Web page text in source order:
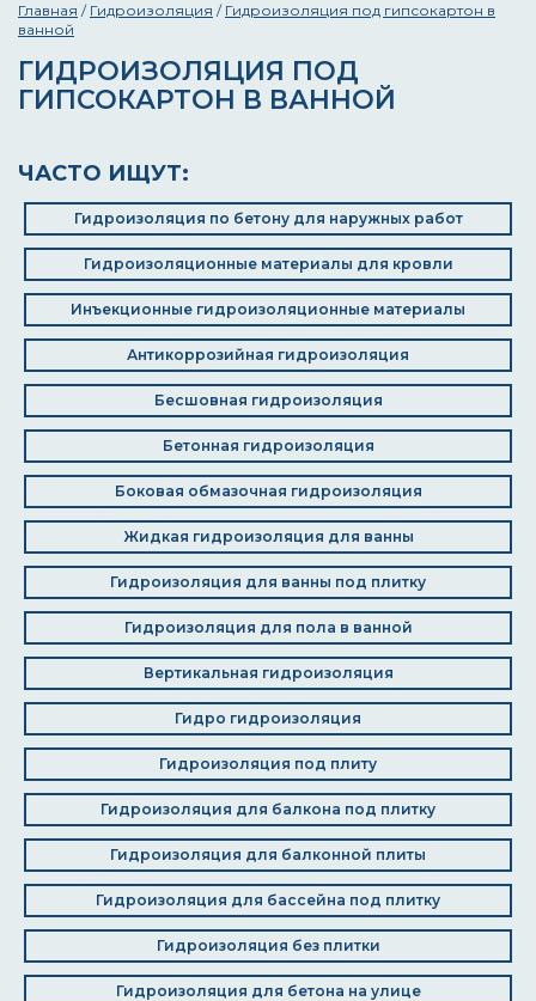
Главная / Гидроизоляция / Гидроизоляция под гипсокартон в
ванной
ГИДРОИЗОЛЯЦИЯ ПОД
ГИПСОКАРТОН В ВАННОЙ
ЧАСТО ИЩУТ:
Гидроизоляция по бетону для наружных работ
Гидроизоляционные материалы для кровли
Инъекционные гидроизоляционные материалы
Антикоррозийная гидроизоляция
Бесшовная гидроизоляция
Бетонная гидроизоляция
Боковая обмазочная гидроизоляция
Жидкая гидроизоляция для ванны
Гидроизоляция для ванны под плитку
Гидроизоляция для пола в ванной
Вертикальная гидроизоляция
Гидро гидроизоляция
Гидроизоляция под плиту
Гидроизоляция для балкона под плитку
Гидроизоляция для балконной плиты
Гидроизоляция для бассейна под плитку
Гидроизоляция без плитки
Гидроизоляция для бетона на улице